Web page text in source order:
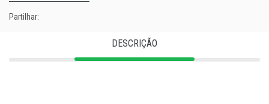
DESCRIÇÃO
Partilhar: